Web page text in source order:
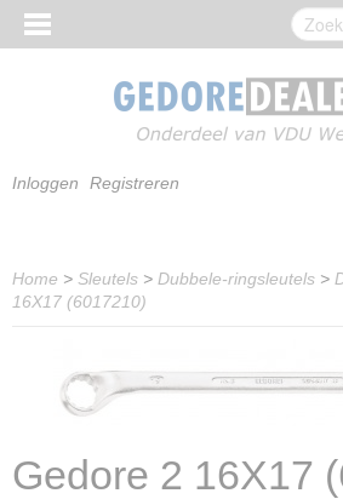
Inloggen Registreren
Home > Sleutels > Dubbele-ringsleutels >
16X17 (6017210)
Gedore 2 16X17